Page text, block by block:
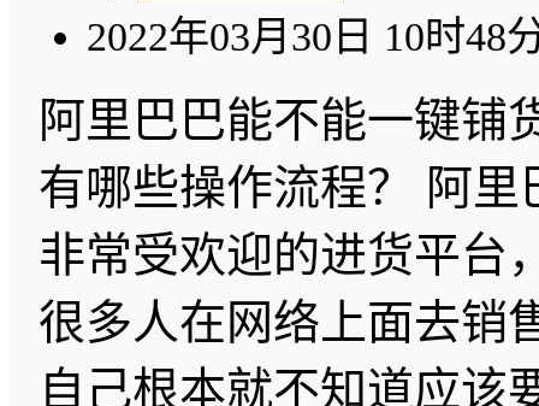
2022年03月30日 10时48
阿里巴巴能不能一键铺
有哪些操作流程？ 阿里
非常受欢迎的进货平台
很多人在网络上面去销
自己根本就不知道应